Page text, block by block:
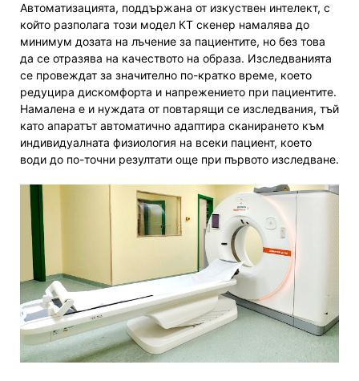
Автоматизацията, поддържана от изкуствен интелект, с
който разполага този модел КТ скенер намалява до
минимум дозата на лъчение за пациентите, но без това
да се отразява на качеството на образа. Изследванията
се провеждат за значително по-кратко време, което
редуцира дискомфорта и напрежението при пациентите.
Намалена е и нуждата от повтарящи се изследвания, тъй
като апаратът автоматично адаптира сканирането към
индивидуалната физиология на всеки пациент, което
води до по-точни резултати още при първото изследване.